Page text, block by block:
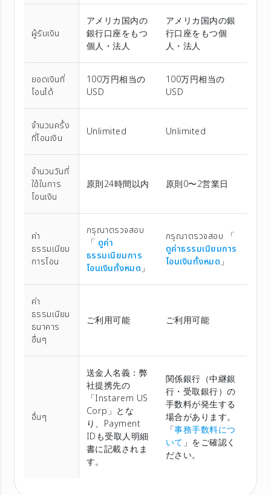
ผู้รับเงิน
アメリカ国内の
銀行口座をもつ
個人・法人
アメリカ国内の銀
行口座をもつ個
人・法人
ยอดเงินที่
โอนได้
100万円相当の
USD
100万円相当の
USD
จำนวนครั้ง
ที่โอนเงิน
Unlimited Unlimited
จำนวนวันที่
ใช้ในการ
โอนเงิน
原則24時間以内 原則0〜2営業日
ค่า
ธรรมเนียม
การโอน
กรุณาตรวจสอบ
「 ดูค่า
ธรรมเนียมการ
โอนเงินทั้งหมด」
กรุณาตรวจสอบ 「
ดูค่าธรรมเนียมการ
โอนเงินทั้งหมด」
ค่า
ธรรมเนียม
ธนาคาร
อื่นๆ
ご利用可能 ご利用可能
อื่นๆ
送金人名義：弊
社提携先の
「Instarem US
Corp」とな
り、Payment
IDも受取人明細
書に記載されま
す。
関係銀行（中継銀
行・受取銀行）の
手数料が発生する
場合があります。
「事務手数料につ
いて」をご確認く
ださい。